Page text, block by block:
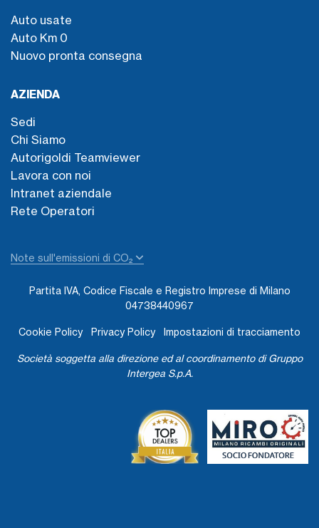
Auto usate
Auto Km 0
Nuovo pronta consegna
AZIENDA
Sedi
Chi Siamo
Autorigoldi Teamviewer
Lavora con noi
Intranet aziendale
Rete Operatori
Note sull'emissioni di CO₂
Partita IVA, Codice Fiscale e Registro Imprese di Milano
04738440967
Cookie Policy Privacy Policy Impostazioni di tracciamento
Società soggetta alla direzione ed al coordinamento di Gruppo
Intergea S.p.A.